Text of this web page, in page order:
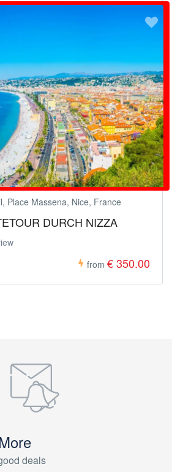
Place Massena, Nice, France
DURCH NIZZA
from € 350.00
deals